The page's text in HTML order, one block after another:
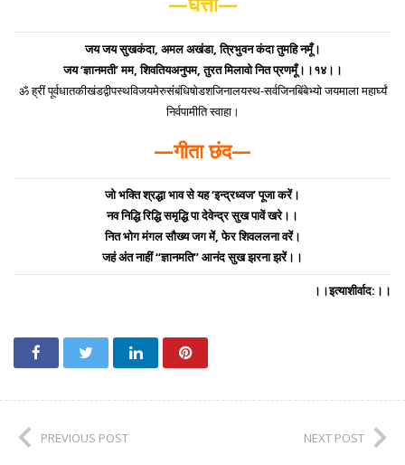
जय जय सुखकंदा, अमल अखंडा, त्रिभुवन कंदा तुमहि नमूँ।
जय ‘ज्ञानमती’ मम, शिवतियअनुपम, तुरत मिलावो नित प्रणमूँ।।१४।।
ॐ ह्रीं पूर्वधातकीखंडद्वीपस्थविजयमेरुसंंबंधिषोडशजिनालयस्थ-सर्वजिनबिंबेभ्यो जयमाला महार्घ्यं
निर्वपामीति स्वाहा।
—गीता छंद—
जो भक्ति श्रद्धा भाव से यह ‘इन्द्रध्वज’ पूजा करें।
नव निद्धि रिद्धि समृद्धि पा देवेन्द्र सुख पावें खरे।।
नित भोग मंगल सौख्य जग में, फेर शिवललना वरें।
जहं अंत नाहीं ‘‘ज्ञानमति’’ आनंद सुख झरना झरें।।
।।इत्याशीर्वाद:।।
PREVIOUS POST NEXT POST